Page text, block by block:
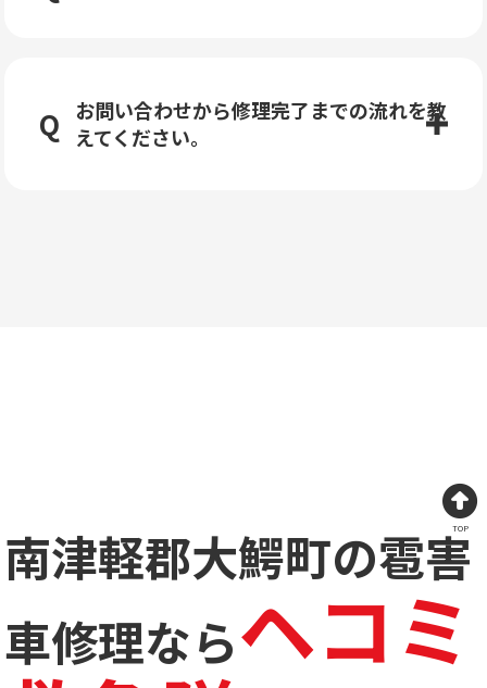
お問い合わせから修理完了までの流れを教
えてください。
南津軽郡大鰐町の雹害
車修理ならヘコミ
TOP